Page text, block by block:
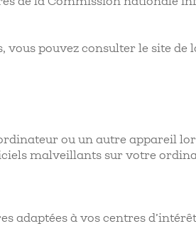
pouvez consulter le site de
ou un autre appareil
malveillants sur votre
adaptées à vos centres